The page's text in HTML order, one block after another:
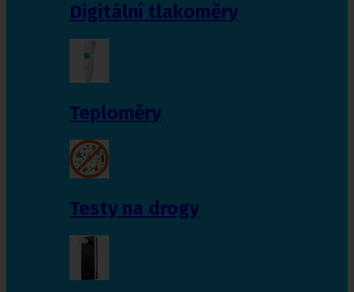
Digitální tlakoměry
Teploměry
Testy na drogy